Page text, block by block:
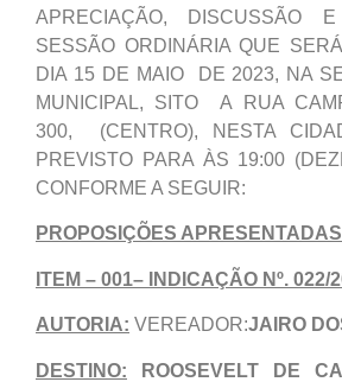
APRECIAÇÃO, DISCUSSÃO
SESSÃO ORDINÁRIA QUE
DIA 15 DE MAIO DE 2023, NA
MUNICIPAL, SITO A RUA
300, (CENTRO), NESTA
PREVISTO PARA ÀS 19:00
CONFORME A SEGUIR:
PROPOSIÇÕES
ITEM – 001– INDICAÇÃO Nº. 022/
AUTORIA: VEREADOR:JAIRO
DESTINO: ROOSEVELT DE